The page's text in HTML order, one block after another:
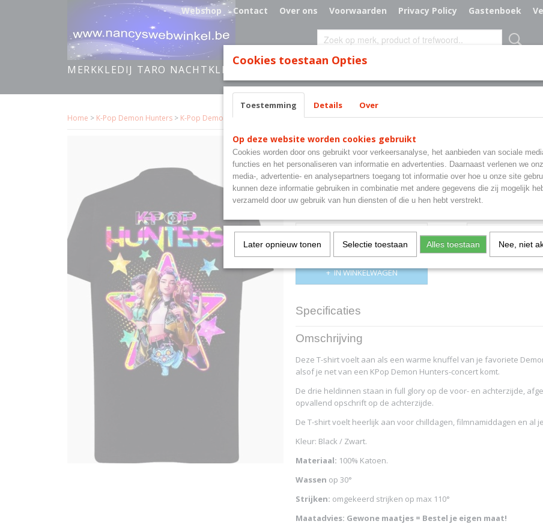
Webshop Contact Over ons Voorwaarden Privacy Policy Gastenboek
MERKKLEDIJ TARO NACHTKLEDING FAMILY LINE. K-POP
Home > K-Pop Demon Hunters > K-Pop Demon Hunters T-shirt
K-Pop Demon Hunters T-
€ 15,95 (inclusief btw 21%)
✓ Op voorraad - Levertijd Direct leverbaar.
IN WINKELWAGEN
Specificaties
Productcode
Bruto gewicht
Omschrijving
Deze T-shirt voelt aan als een warme knuffel van je favoriete
alsof je net van een KPop Demon Hunters-concert komt.
De drie heldinnen staan in full glory op de voor- en achterzijde,
opvallend opschrift op de achterzijde.
De T-shirt voelt heerlijk aan voor chilldagen, filmnamiddagen en al
Kleur: Black / Zwart.
Materiaal: 100% Katoen.
Wassen op 30°
Strijken: omgekeerd strijken op max 110°
Maatadvies: Gewone maatjes = Bestel je eigen maat!
Cookies toestaan Opties
Toestemming Details Over
Op deze website worden cookies gebruikt
Cookies worden door ons gebruikt voor verkeersanalyse, het aanbieden van sociale
functies en het personaliseren van informatie en advertenties. Daarnaast verlenen we
media-, advertentie- en analysepartners toegang tot informatie over hoe u onze site
kunnen deze informatie gebruiken in combinatie met andere gegevens die zij mogelijk
verzameld door uw gebruik van hun diensten of die u hen hebt verstrekt.
Later opnieuw tonen Selectie toestaan Alles toestaan Nee, niet